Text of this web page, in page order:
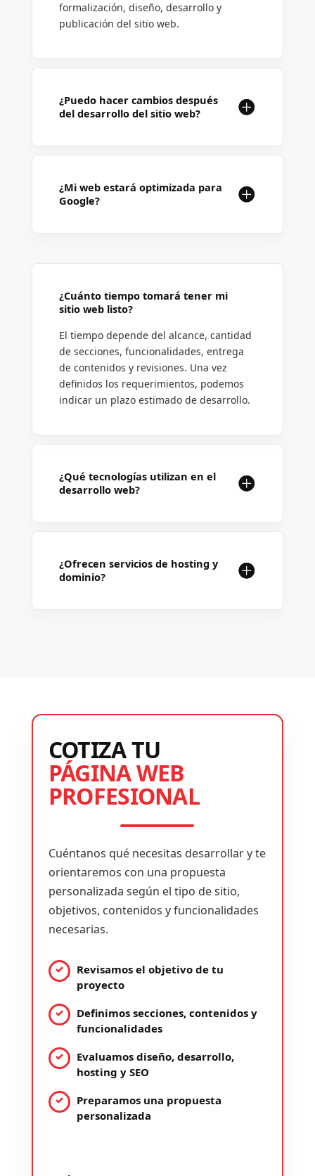
formalización, diseño, desarrollo y
publicación del sitio web.
¿Puedo hacer cambios después
del desarrollo del sitio web?
¿Mi web estará optimizada para
Google?
¿Cuánto tiempo tomará tener mi
sitio web listo?
El tiempo depende del alcance, cantidad
de secciones, funcionalidades, entrega
de contenidos y revisiones. Una vez
definidos los requerimientos, podemos
indicar un plazo estimado de desarrollo.
¿Qué tecnologías utilizan en el
desarrollo web?
¿Ofrecen servicios de hosting y
dominio?
COTIZA TU
PÁGINA WEB
PROFESIONAL
Cuéntanos qué necesitas desarrollar y te
orientaremos con una propuesta
personalizada según el tipo de sitio,
objetivos, contenidos y funcionalidades
necesarias.
Revisamos el objetivo de tu
proyecto
Definimos secciones, contenidos y
funcionalidades
Evaluamos diseño, desarrollo,
hosting y SEO
Preparamos una propuesta
personalizada